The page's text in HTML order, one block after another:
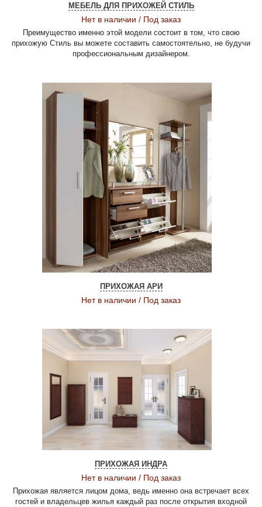
МЕБЕЛЬ ДЛЯ ПРИХОЖЕЙ СТИЛЬ
Нет в наличии / Под заказ
Преимущество именно этой модели состоит в том, что свою
прихожую Стиль вы можете составить самостоятельно, не будучи
профессиональным дизайнером.
ПРИХОЖАЯ АРИ
Нет в наличии / Под заказ
ПРИХОЖАЯ ИНДРА
Нет в наличии / Под заказ
Прихожая является лицом дома, ведь именно она встречает всех
гостей и владельцев жилья каждый раз после открытия входной